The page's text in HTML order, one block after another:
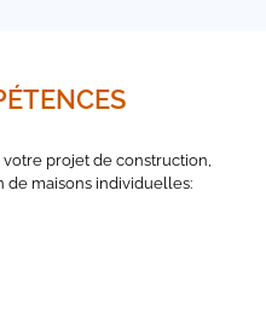
votre projet de construction,
de maisons individuelles: